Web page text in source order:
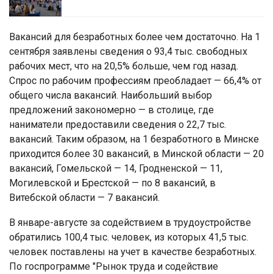
Вакансий для безработных более чем достаточно. На 1
сентября заявлены сведения о 93,4 тыс. свободных
рабочих мест, что на 20,5% больше, чем год назад.
Спрос по рабочим профессиям преобладает — 66,4% от
общего числа вакансий. Наибольший выбор
предложений закономерно — в столице, где
наниматели предоставили сведения о 22,7 тыс.
вакансий. Таким образом, на 1 безработного в Минске
приходится более 30 вакансий, в Минской области — 20
вакансий, Гомельской — 14, Гродненской — 11,
Могилевской и Брестской — по 8 вакансий, в
Витебской области — 7 вакансий.
В январе-августе за содействием в трудоустройстве
обратились 100,4 тыс. человек, из которых 41,5 тыс.
человек поставлены на учет в качестве безработных.
По госпрограмме "Рынок труда и содействие